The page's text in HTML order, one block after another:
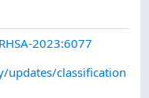
2023:6077
updates/classification